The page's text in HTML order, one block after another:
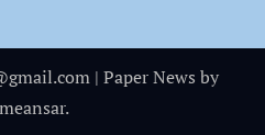
| Paper News by
.